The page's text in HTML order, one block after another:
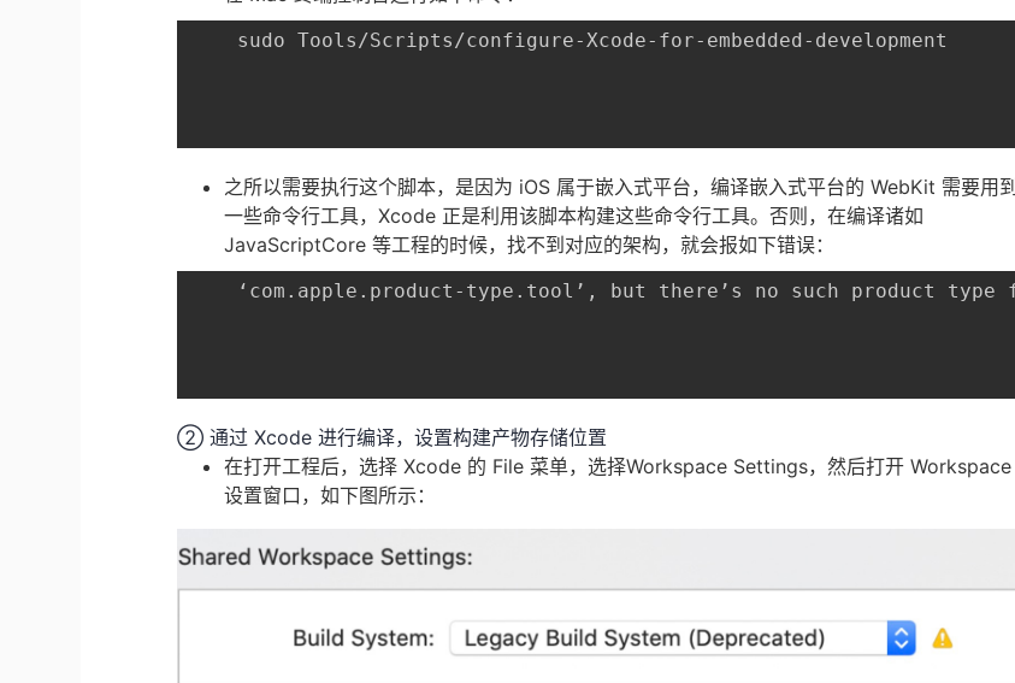
之所以需要执行这个脚本，是因为 iOS 属于嵌入式平台，编译嵌入式平台的 WebKit 需要用到
一些命令行工具，Xcode 正是利用该脚本构建这些命令行工具。否则，在编译诸如
JavaScriptCore 等工程的时候，找不到对应的架构，就会报如下错误：
② 通过 Xcode 进行编译，设置构建产物存储位置
在打开工程后，选择 Xcode 的 File 菜单，选择Workspace Settings，然后打开 Workspace
设置窗口，如下图所示：